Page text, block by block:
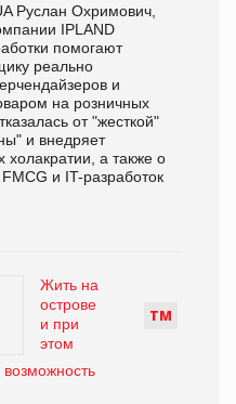
Руслан Охримович,
IPLAND
помогают
реально
и
на розничных
от "жесткой"
и внедряет
холакратии, а также о
и IT-разработок
ТМ
Жить на
острове
и при
этом